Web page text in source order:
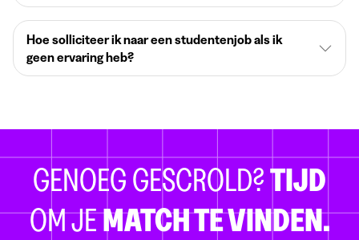
Hoe solliciteer ik naar een studentenjob als ik
geen ervaring heb?
GENOEG GESCROLD?TIJD
OM JEMATCH TE VINDEN.